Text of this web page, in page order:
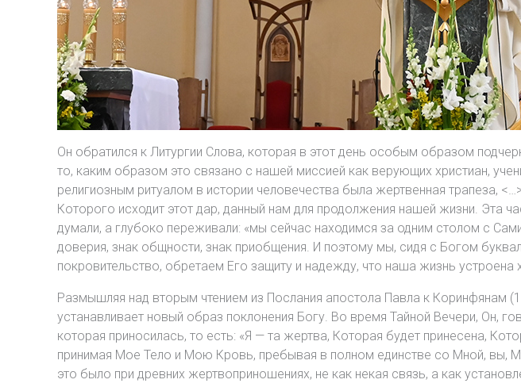
Он обратился к Литургии Слова, которая в этот день особым образом
то, каким образом это связано с нашей миссией как верующих христиан,
религиозным ритуалом в истории человечества была жертвенная трапеза,
Которого исходит этот дар, данный нам для продолжения нашей жизни. Эта
думали, а глубоко переживали: «мы сейчас находимся за одним столом с
доверия, знак общности, знак приобщения. И поэтому мы, сидя с Богом
покровительство, обретаем Его защиту и надежду, что наша жизнь устроена
Размышляя над вторым чтением из Послания апостола Павла к Коринфянам
устанавливает новый образ поклонения Богу. Во время Тайной Вечери, Он,
которая приносилась, то есть: «Я — та жертва, Которая будет принесена,
принимая Мое Тело и Мою Кровь, пребывая в полном единстве со Мной, вы,
это было при древних жертвоприношениях, не как некая связь, а как